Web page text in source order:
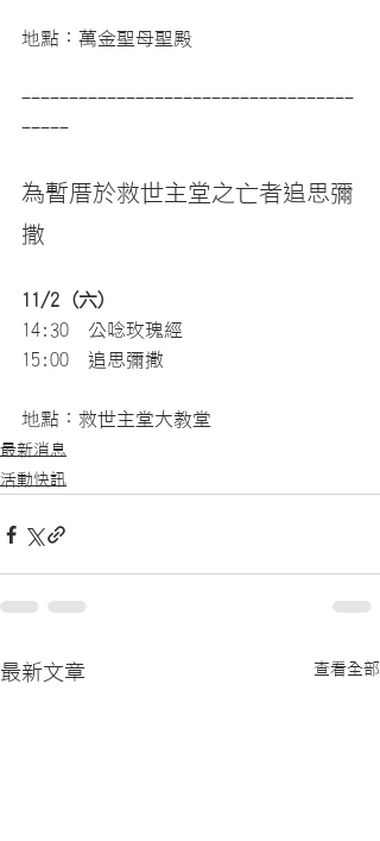
地點：萬金聖母聖殿
-----------------------------------
-----
為暫厝於救世主堂之亡者追思彌
撒
11/2 (六)
14:30  公唸玫瑰經
15:00  追思彌撒
地點：救世主堂大教堂
最新消息
活動快訊
最新文章 查看全部